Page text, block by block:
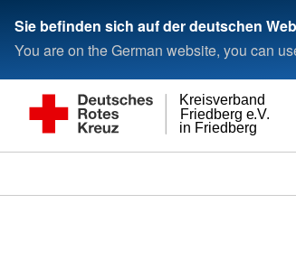
Sie befinden sich auf der deutschen
You are on the German website, you can
in Friedberg
Friedberg e.V.
Kreisverband